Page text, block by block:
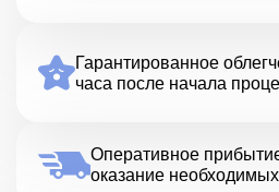
Гарантированное
часа после начала
Оперативное
оказание необходимых